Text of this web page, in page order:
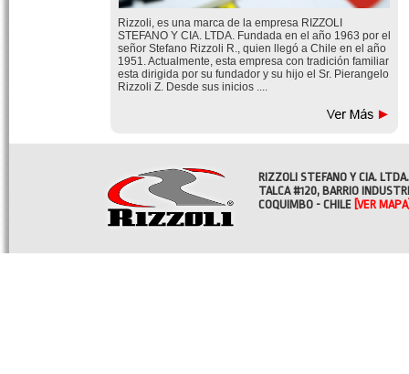
Rizzoli, es una marca de la empresa RIZZOLI
STEFANO Y CIA. LTDA. Fundada en el año 1963 por el
señor Stefano Rizzoli R., quien llegó a Chile en el año
1951. Actualmente, esta empresa con tradición familiar
esta dirigida por su fundador y su hijo el Sr. Pierangelo
Rizzoli Z. Desde sus inicios ....
RIZZOLI STEFANO Y CIA. LTDA.
TALCA #120, BARRIO
COQUIMBO - CHILE [VER